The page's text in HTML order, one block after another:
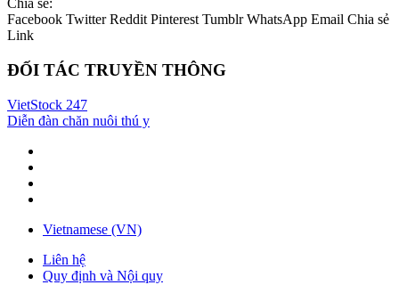
Chia sẻ:
Facebook Twitter Reddit Pinterest Tumblr WhatsApp Email Chia sẻ
Link
ĐỐI TÁC TRUYỀN THÔNG
VietStock 247
Diễn đàn chăn nuôi thú y
Vietnamese (VN)
Liên hệ
Quy định và Nội quy